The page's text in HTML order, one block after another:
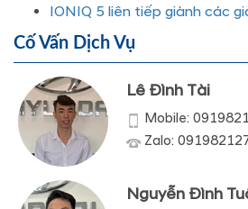
IONIQ 5 liên tiếp giành các
Cố Vấn Dịch Vụ
Lê Đình Tài
Mobile:
Zalo:
Nguyễn Đình